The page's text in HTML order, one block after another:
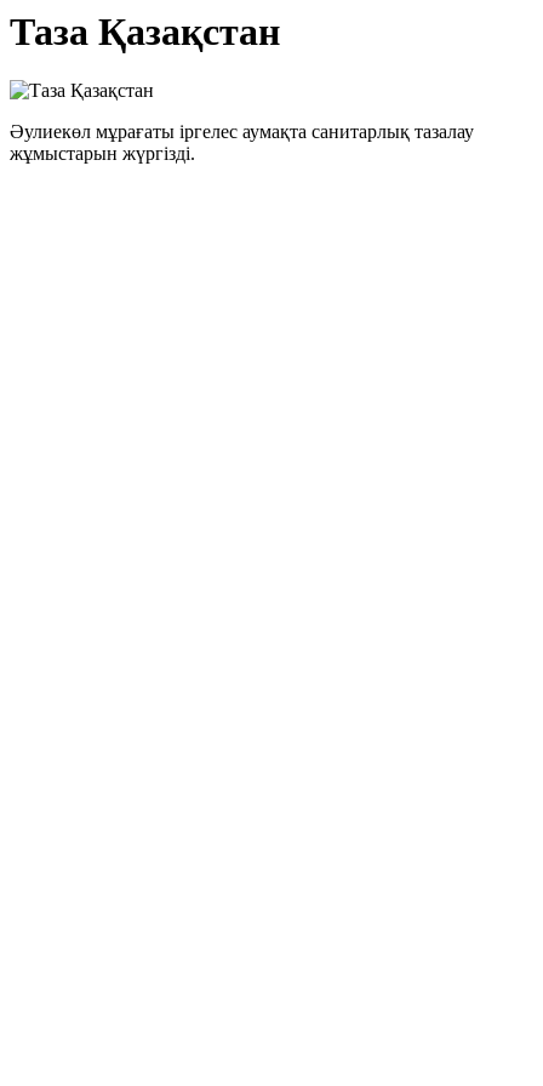
Таза Қазақстан
Әулиекөл мұрағаты іргелес аумақта санитарлық тазалау
жұмыстарын жүргізді.